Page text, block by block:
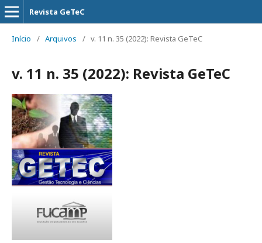
Revista GeTeC
Início / Arquivos / v. 11 n. 35 (2022): Revista GeTeC
v. 11 n. 35 (2022): Revista GeTeC